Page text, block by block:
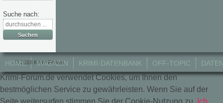
Suche nach:
HOME MAGAZIN KRIMI-DATENBANK OFF-TOPIC
© 2018 Krimi-Forum.
Krimi-Forum.de verwendet Cookies, um Ihnen den
bestmöglichen Service zu gewährleisten. Wenn Sie auf der
Seite weitersurfen stimmen Sie der Cookie-Nutzung zu.. Ich